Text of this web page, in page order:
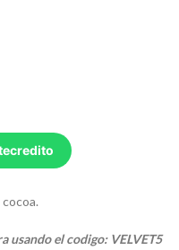
usando el codigo: VELVET5